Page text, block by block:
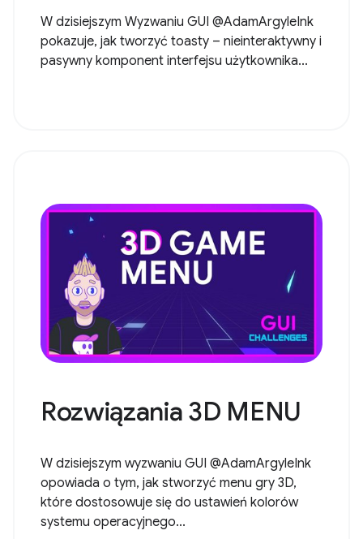
W dzisiejszym Wyzwaniu GUI @AdamArgyleInk
pokazuje, jak tworzyć toasty – nieinteraktywny i
pasywny komponent interfejsu użytkownika...
Rozwiązania 3D MENU
W dzisiejszym wyzwaniu GUI @AdamArgyleInk
opowiada o tym, jak stworzyć menu gry 3D,
które dostosowuje się do ustawień kolorów
systemu operacyjnego...